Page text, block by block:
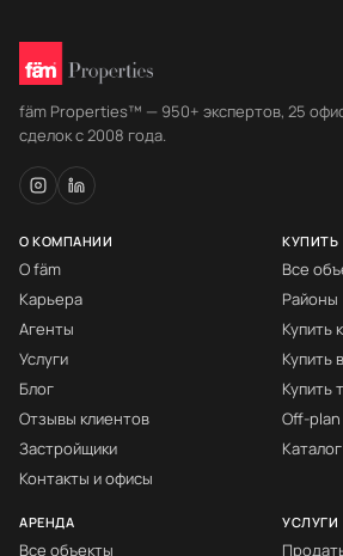
fäm Properties™ — 950+ экспертов, 25
сделок с 2008 года.
О КОМПАНИИ
О fäm
Карьера
Агенты
Услуги
Блог
Отзывы клиентов
Застройщики
Контакты и офисы
КУПИТЬ
Все
Районы
Купить
Купить
Купить
Off-plan
АРЕНДА
Все объекты
УСЛУГИ